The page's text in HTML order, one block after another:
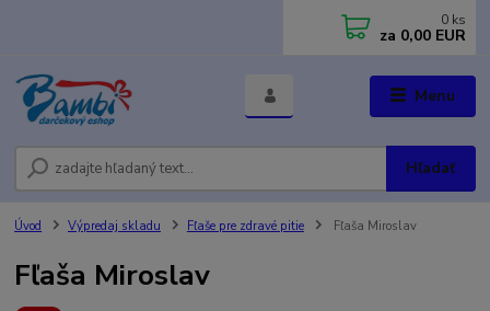
Menu
Hľadať
0 ks
za 0,00 EUR
Úvod Výpredaj skladu Fľaše pre zdravé pitie Fľaša Miroslav
Fľaša Miroslav